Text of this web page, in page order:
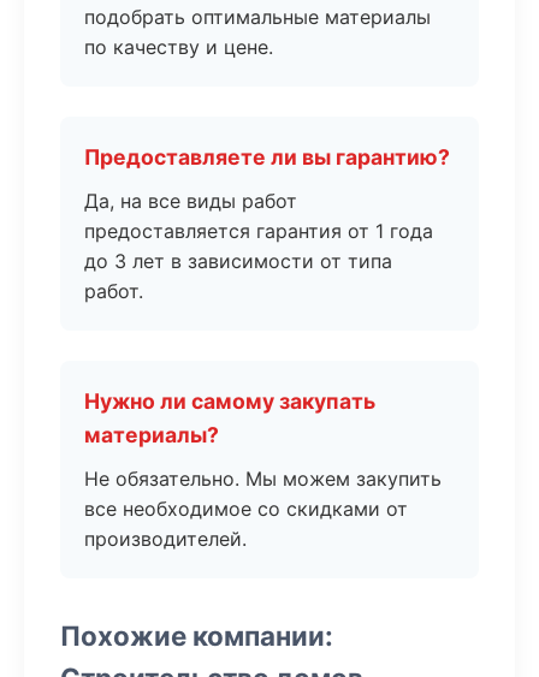
подобрать оптимальные материалы
по качеству и цене.
Предоставляете ли вы гарантию?
Да, на все виды работ
предоставляется гарантия от 1 года
до 3 лет в зависимости от типа
работ.
Нужно ли самому закупать
материалы?
Не обязательно. Мы можем закупить
все необходимое со скидками от
производителей.
Похожие компании: